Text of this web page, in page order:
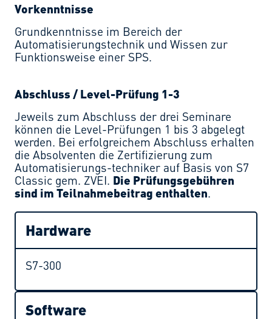
Vorkenntnisse
Grundkenntnisse im Bereich der
Automatisierungstechnik und Wissen zur
Funktionsweise einer SPS.
Abschluss / Level-Prüfung 1-3
Jeweils zum Abschluss der drei Seminare
können die Level-Prüfungen 1 bis 3 abgelegt
werden. Bei erfolgreichem Abschluss erhalten
die Absolventen die Zertifizierung zum
Automatisierungs-techniker auf Basis von S7
Classic gem. ZVEI. Die Prüfungsgebühren
sind im Teilnahmebeitrag enthalten.
Hardware
S7-300
Software